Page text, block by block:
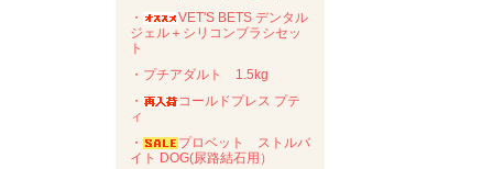
・
VET'S BETS デンタル
ジェル＋シリコンブラシセッ
ト
・プチアダルト 1.5kg
・
コールドプレス プテ
ィ
・
プロベット ストルバ
イト DOG(尿路結石用）